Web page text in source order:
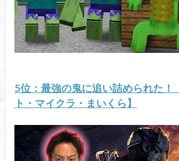
5位：最強の鬼に追い詰められた！
ト・マイクラ・まいくら】